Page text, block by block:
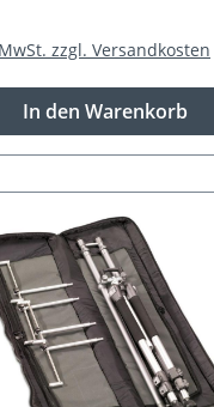
zzgl. Versandkosten
In den Warenkorb